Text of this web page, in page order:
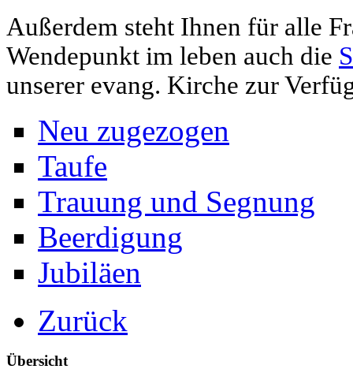
Außerdem steht Ihnen für alle
Wendepunkt im leben auch die
unserer evang. Kirche zur
Neu zugezogen
Taufe
Trauung und Segnung
Beerdigung
Jubiläen
Zurück
Übersicht